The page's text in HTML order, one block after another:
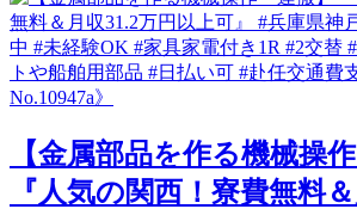
【金属部品を作る機械操作
『人気の関西！寮費無料